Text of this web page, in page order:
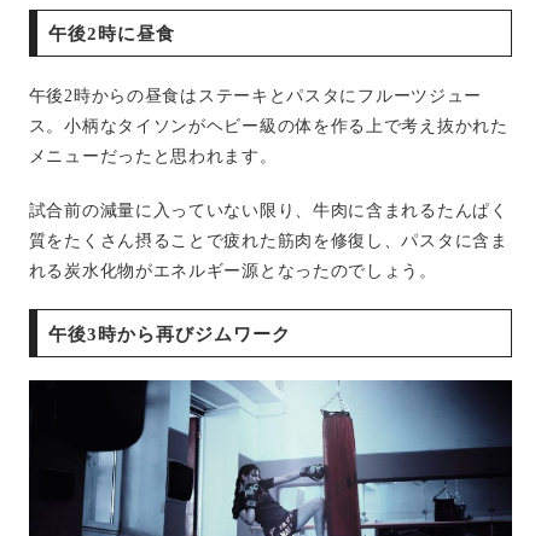
午後2時に昼食
午後2時からの昼食はステーキとパスタにフルーツジュー
ス。小柄なタイソンがヘビー級の体を作る上で考え抜かれた
メニューだったと思われます。
試合前の減量に入っていない限り、牛肉に含まれるたんぱく
質をたくさん摂ることで疲れた筋肉を修復し、パスタに含ま
れる炭水化物がエネルギー源となったのでしょう。
午後3時から再びジムワーク